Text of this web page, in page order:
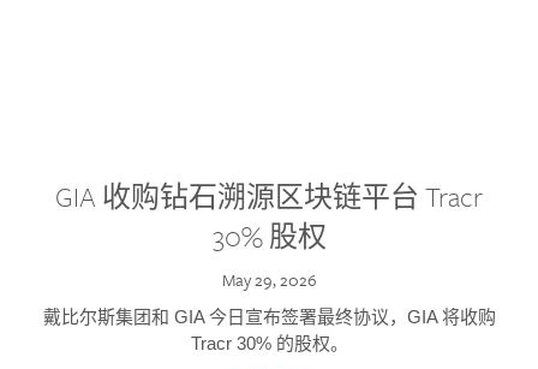
GIA 收购钻石溯源区块链平台 Tracr
30% 股权
May 29, 2026
戴比尔斯集团和 GIA 今日宣布签署最终协议，GIA 将收购
Tracr 30% 的股权。